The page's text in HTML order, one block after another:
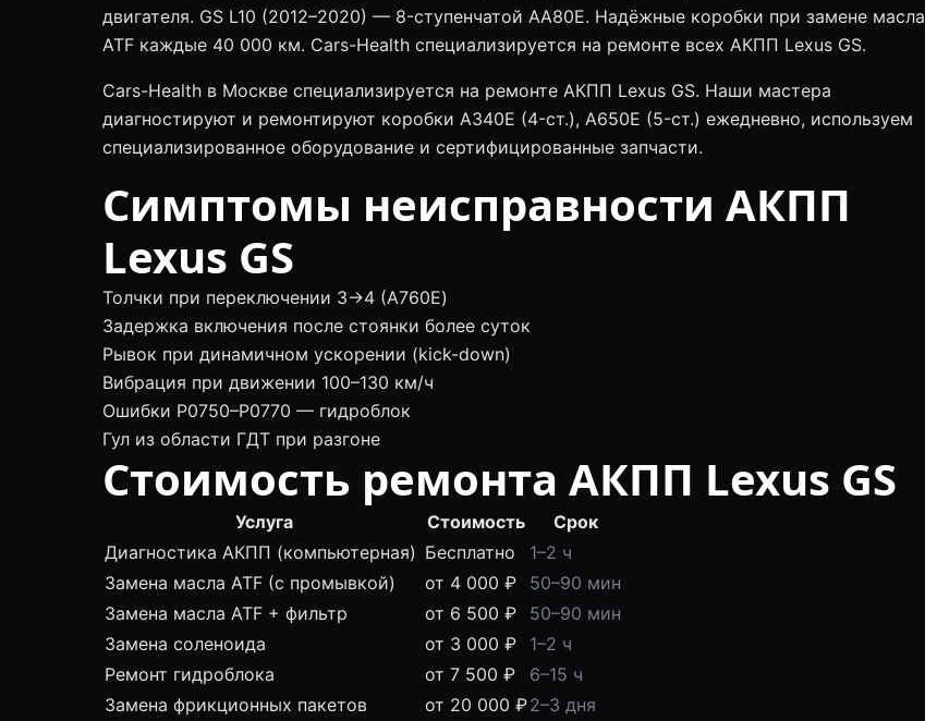
двигателя. GS L10 (2012–2020) — 8-ступенчатой AA80E. Надёжные коробки при замене масла
ATF каждые 40 000 км. Cars-Health специализируется на ремонте всех АКПП Lexus GS.
Cars-Health в Москве специализируется на ремонте АКПП Lexus GS. Наши мастера
диагностируют и ремонтируют коробки A340E (4-ст.), A650E (5-ст.) ежедневно, используем
специализированное оборудование и сертифицированные запчасти.
Симптомы неисправности АКПП
Lexus GS
Толчки при переключении 3→4 (A760E)
Задержка включения после стоянки более суток
Рывок при динамичном ускорении (kick-down)
Вибрация при движении 100–130 км/ч
Ошибки P0750–P0770 — гидроблок
Гул из области ГДТ при разгоне
Стоимость ремонта АКПП Lexus GS
Услуга Стоимость
Срок
Диагностика АКПП (компьютерная) Бесплатно
1–2 ч
Замена масла ATF (с промывкой)
от 4 000 ₽
50–90 мин
Замена масла ATF + фильтр
от 6 500 ₽
50–90 мин
Замена соленоида
от 3 000 ₽
1–2 ч
Ремонт гидроблока
от 7 500 ₽
6–15 ч
Замена фрикционных пакетов
от 20 000 ₽2–3 дня